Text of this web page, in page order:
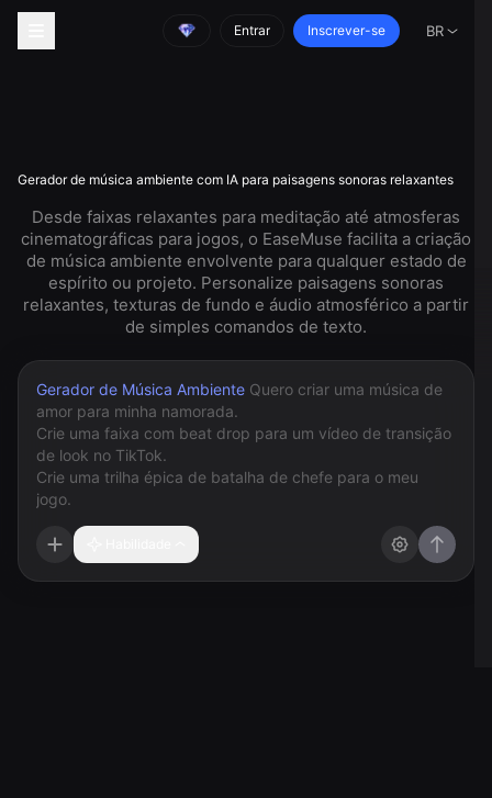
Entrar Inscrever-se BR
Gerador de música ambiente com IA para paisagens sonoras relaxantes
Desde faixas relaxantes para meditação até atmosferas
cinematográficas para jogos, o EaseMuse facilita a criação
de música ambiente envolvente para qualquer estado de
espírito ou projeto. Personalize paisagens sonoras
relaxantes, texturas de fundo e áudio atmosférico a partir
de simples comandos de texto.
Gerador de Música Ambiente